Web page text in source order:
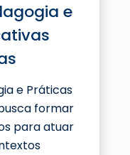
e
e Práticas
formar
para atuar